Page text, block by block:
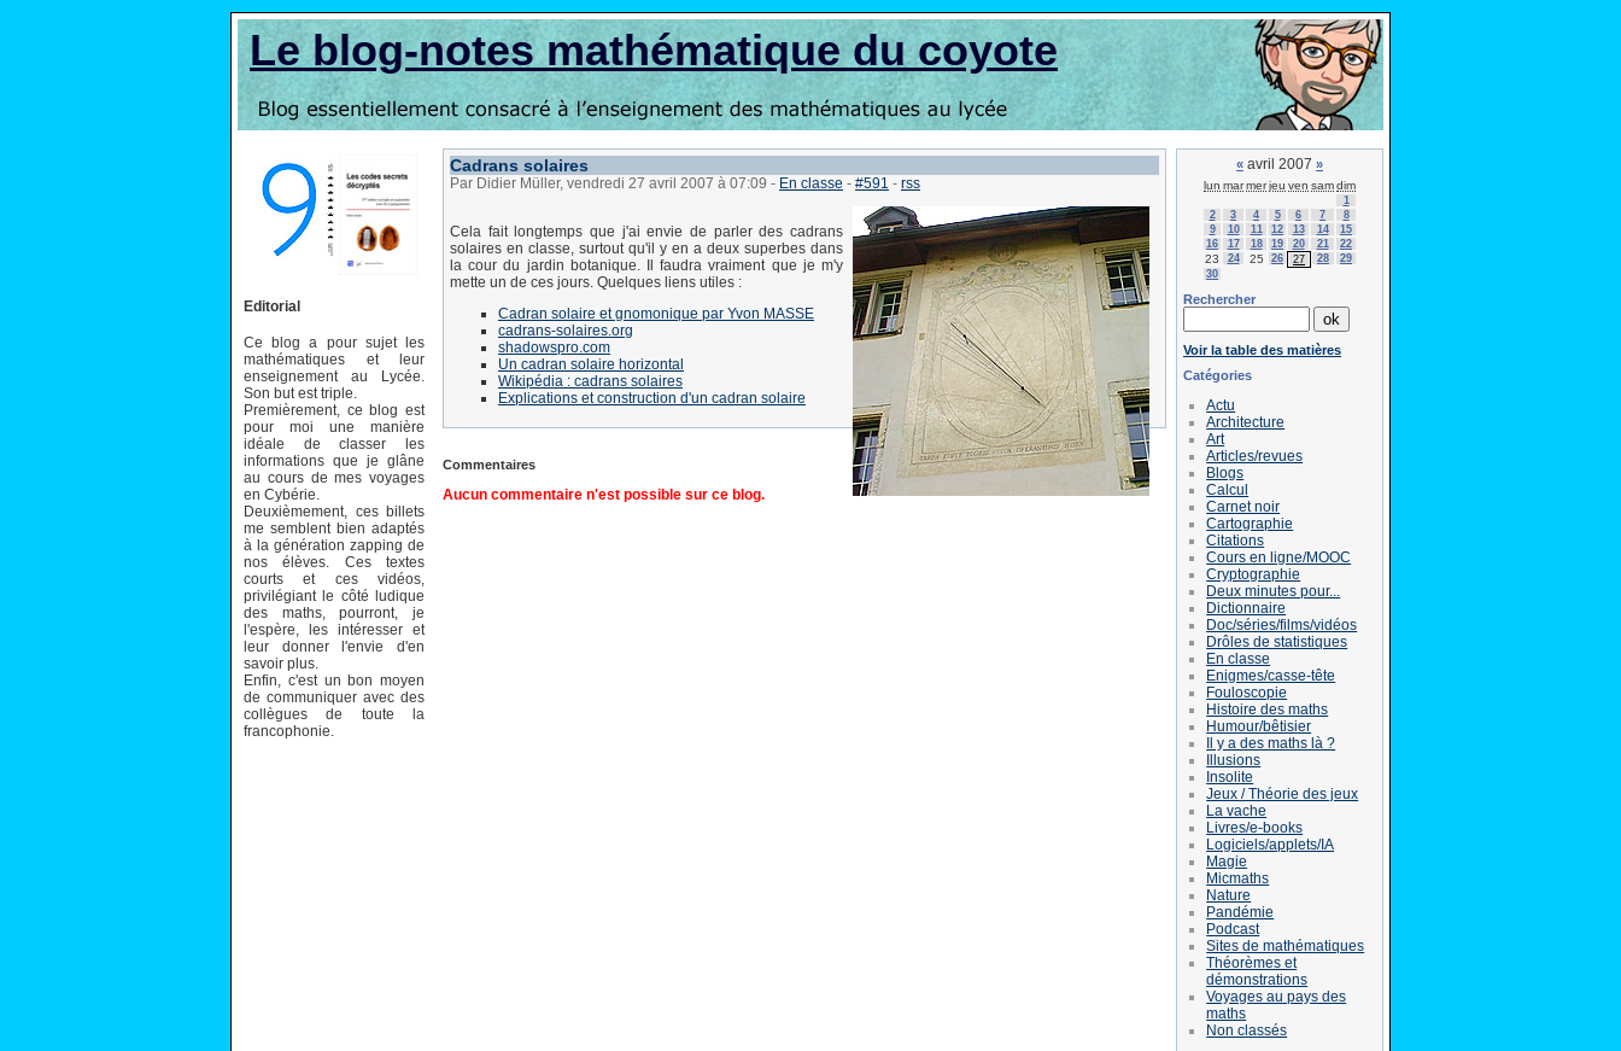
Le blog-notes mathématique du coyote
Editorial
Ce blog a pour sujet les
mathématiques et leur
enseignement au Lycée.
Son but est triple.
Premièrement, ce blog est
pour moi une manière
idéale de classer les
informations que je glâne
au cours de mes voyages
en Cybérie.
Deuxièmement, ces billets
me semblent bien adaptés
à la génération zapping de
nos élèves. Ces textes
courts et ces vidéos,
privilégiant le côté ludique
des maths, pourront, je
l'espère, les intéresser et
leur donner l'envie d'en
savoir plus.
Enfin, c'est un bon moyen
de communiquer avec des
collègues de toute la
francophonie.
Cadrans solaires
Par Didier Müller, vendredi 27 avril 2007 à 07:09 - En classe - #591 - rss
Cela fait longtemps que j'ai envie de parler des cadrans
solaires en classe, surtout qu'il y en a deux superbes dans
la cour du jardin botanique. Il faudra vraiment que je m'y
mette un de ces jours. Quelques liens utiles :
Cadran solaire et gnomonique par Yvon MASSE
cadrans-solaires.org
shadowspro.com
Un cadran solaire horizontal
Wikipédia : cadrans solaires
Explications et construction d'un cadran solaire
Commentaires
Aucun commentaire n'est possible sur ce blog.
« avril 2007 »
lun marmerjeu ven samdim
1
2
3 4 5 6 7
8
9
10 11 12 13 14
15
16
17 18 19 20 21 22
23 24 25 26 27 28
29
30
Rechercher
Voir la table des matières
Catégories
Actu
Architecture
Art
Articles/revues
Blogs
Calcul
Carnet noir
Cartographie
Citations
Cours en ligne/MOOC
Cryptographie
Deux minutes pour...
Dictionnaire
Doc/séries/films/vidéos
Drôles de statistiques
En classe
Enigmes/casse-tête
Fouloscopie
Histoire des maths
Humour/bêtisier
Il y a des maths là ?
Illusions
Insolite
Jeux / Théorie des jeux
La vache
Livres/e-books
Logiciels/applets/IA
Magie
Micmaths
Nature
Pandémie
Podcast
Sites de mathématiques
Théorèmes et
démonstrations
Voyages au pays des
maths
Non classés